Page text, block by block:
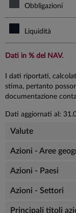
Obbligazioni
Liquidità
Dati in % del NAV.
I dati riportati,
stima, pertanto
documentazione
Dati aggiornati al:
Valute
Azioni - Aree
Azioni - Paesi
Azioni - Settori
Principali titoli